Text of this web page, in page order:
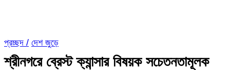
প্রচ্ছদ / দেশ জুড়ে
শ্রীনগরে ব্রেস্ট ক্যান্সার বিষয়ক সচেতনতামূলক